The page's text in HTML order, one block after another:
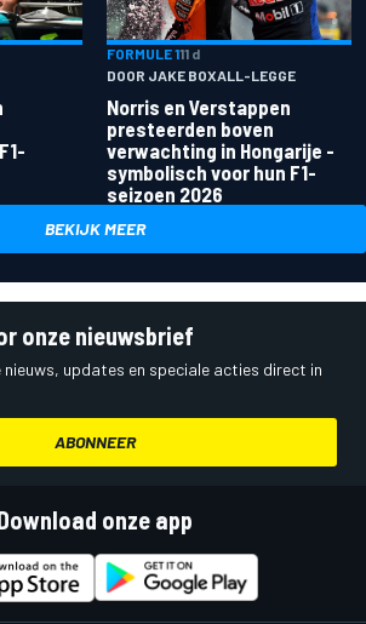
FORMULE 111 d
DOOR JAKE BOXALL-LEGGE
Norris en Verstappen
presteerden boven
verwachting in Hongarije -
symbolisch voor hun F1-
seizoen 2026
BEKIJK MEER
onze nieuwsbrief
updates en speciale acties direct in
ABONNEER
onze app